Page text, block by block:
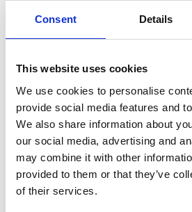
Consent Details
This website uses cookies
We use cookies to personalise
provide social media features and
We also share information about
our social media, advertising and
may combine it with other
provided to them or that they’ve
of their services.
Troldestien er formet som en
passer også til en tur med
børn, der gerne vil lære om
naturlegepladsen.
TRE BESØGSMÅL TIL
REGNVEJRSDAG
Löfwings Atelier og